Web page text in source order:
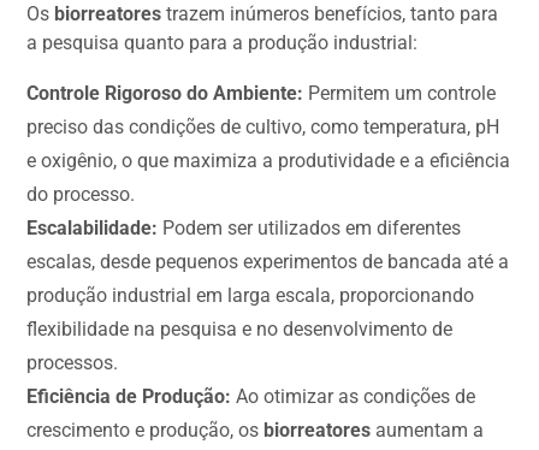
Os biorreatores trazem inúmeros benefícios, tanto para
a pesquisa quanto para a produção industrial:
Controle Rigoroso do Ambiente: Permitem um controle
preciso das condições de cultivo, como temperatura, pH
e oxigênio, o que maximiza a produtividade e a eficiência
do processo.
Escalabilidade: Podem ser utilizados em diferentes
escalas, desde pequenos experimentos de bancada até a
produção industrial em larga escala, proporcionando
flexibilidade na pesquisa e no desenvolvimento de
processos.
Eficiência de Produção: Ao otimizar as condições de
crescimento e produção, os biorreatores aumentam a